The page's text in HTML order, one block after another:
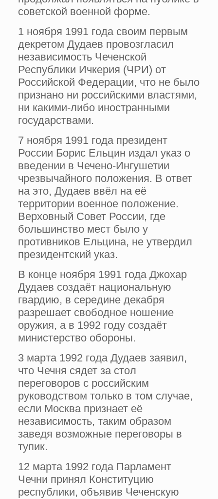
советской военной форме.
1 ноября 1991 года своим первым
декретом Дудаев провозгласил
независимость Чеченской
Республики Ичкерия (ЧРИ) от
Российской Федерации, что не было
признано ни российскими властями,
ни какими-либо иностранными
государствами.
7 ноября 1991 года президент
России Борис Ельцин издал указ о
введении в Чечено-Ингушетии
чрезвычайного положения. В ответ
на это, Дудаев ввёл на её
территории военное положение.
Верховный Совет России, где
большинство мест было у
противников Ельцина, не утвердил
президентский указ.
В конце ноября 1991 года Джохар
Дудаев создаёт национальную
гвардию, в середине декабря
разрешает свободное ношение
оружия, а в 1992 году создаёт
министерство обороны.
3 марта 1992 года Дудаев заявил,
что Чечня сядет за стол
переговоров с российским
руководством только в том случае,
если Москва признает её
независимость, таким образом
заведя возможные переговоры в
тупик.
12 марта 1992 года Парламент
Чечни принял Конституцию
республики, объявив Чеченскую